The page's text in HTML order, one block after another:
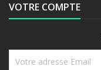
VOTRE COMPTE